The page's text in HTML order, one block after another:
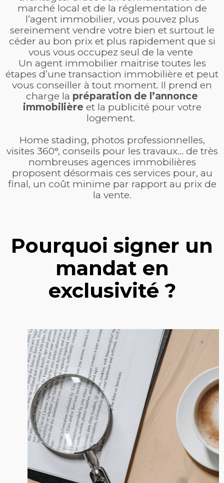
marché local et de la réglementation de
l’agent immobilier, vous pouvez plus
sereinement vendre votre bien et surtout le
céder au bon prix et plus rapidement que si
vous vous occupez seul de la vente
Un agent immobilier maitrise toutes les
étapes d’une transaction immobilière et peut
vous conseiller à tout moment. Il prend en
charge la préparation de l’annonce
immobilière et la publicité pour votre
logement.
Home stading, photos professionnelles,
visites 360°, conseils pour les travaux… de très
nombreuses agences immobilières
proposent désormais ces services pour, au
final, un coût minime par rapport au prix de
la vente.
Pourquoi signer un
mandat en
exclusivité ?